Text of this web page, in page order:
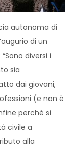
autonoma di
di un
diversi i
sia
dai giovani,
(e non è
perché si
civile a
alla